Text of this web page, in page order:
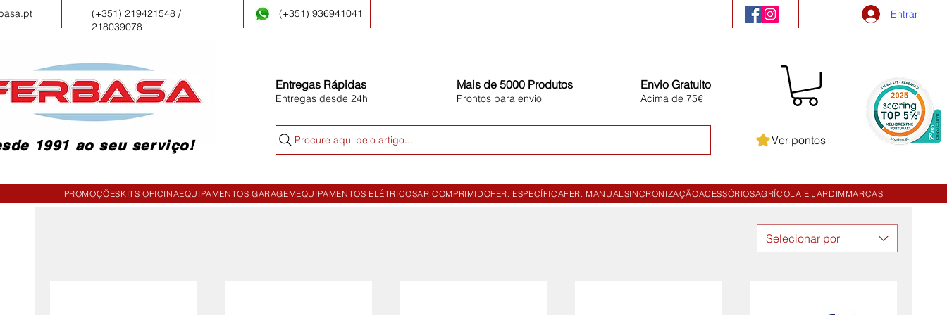
(+351) 219421548 /
218039078
(+351) 936941041 Entrar
1991 ao seu serviço!
Entregas Rápidas
Entregas desde 24h
Mais de 5000 Produtos
Prontos para envio
Envio Gratuito
Acima de 75€
Procure aqui pelo artigo... Ver pontos
PROMOÇÕESKITS OFICINAEQUIPAMENTOS GARAGEMEQUIPAMENTOS ELÉTRICOSAR COMPRIMIDOFER. ESPECÍFICAFER. MANUAL SINCRONIZAÇÃOACESSÓRIOSAGRÍCOLA E JARDIM MARCAS
Selecionar por